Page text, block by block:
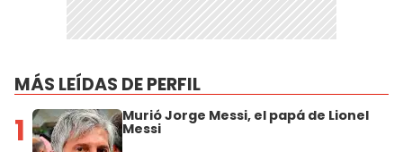
MÁS LEÍDAS DE PERFIL
1 Murió Jorge Messi, el papá de Lionel
Messi